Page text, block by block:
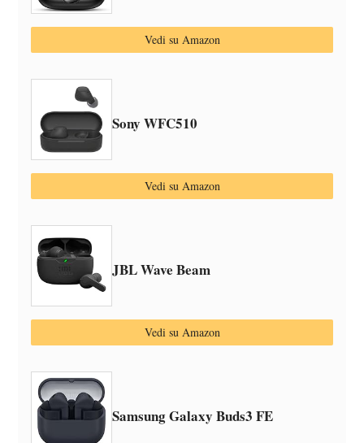
Vedi su Amazon
Sony WFC510
Vedi su Amazon
JBL Wave Beam
Vedi su Amazon
Samsung Galaxy Buds3 FE